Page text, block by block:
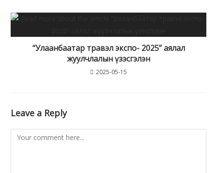
“Улаанбаатар травэл экспо- 2025” аялал
жуулчлалын үзэсгэлэн
2025-05-15
Leave a Reply